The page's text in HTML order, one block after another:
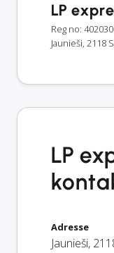
LP
Reg no:
Jaunieši, 2118
LP
Adresse
Jaunieši,